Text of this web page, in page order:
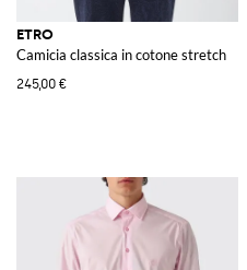
ETRO
Camicia classica in cotone stretch
245,00 €